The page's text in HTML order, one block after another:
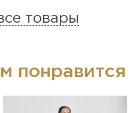
товары
понравится